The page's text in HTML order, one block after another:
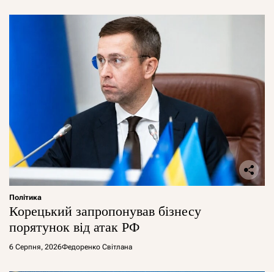
Політика
Корецький запропонував бізнесу
порятунок від атак РФ
6 Серпня, 2026Федоренко Світлана